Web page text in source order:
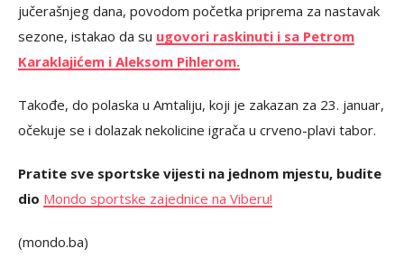
jučerašnjeg dana, povodom početka priprema za nastavak
sezone, istakao da su ugovori raskinuti i sa Petrom
Karaklajićem i Aleksom Pihlerom.
Takođe, do polaska u Amtaliju, koji je zakazan za 23. januar,
očekuje se i dolazak nekolicine igrača u crveno-plavi tabor.
Pratite sve sportske vijesti na jednom mjestu, budite
dio Mondo sportske zajednice na Viberu!
(mondo.ba)